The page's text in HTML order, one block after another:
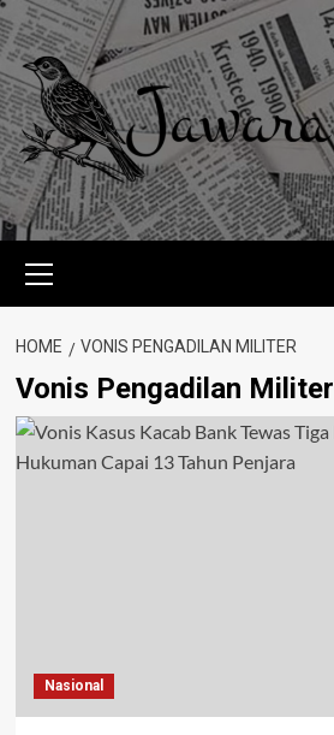
Skip
to
content
Menu
HOME VONIS PENGADILAN MILITER
Vonis Pengadilan Militer
Nasional